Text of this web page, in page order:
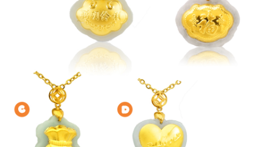
1.分期款項不併入電信帳單，「大哥付你分期」於每月結算日後寄送繳費提
2.透過簡訊連結打開帳單後，可選擇「超商條碼／台灣大直營門市／銀行轉
帳／街口支付／iPASS MONEY」等通路繳費。
1.本服務係由「台灣大哥大股份有限公司」（以下簡稱本公司）所提供，讓
用戶於交易時，得透過本服務購買商品或服務，並由商店將買賣／分期付款
買賣價金債權讓與本公司後，依約使用本公司帳單繳交帳款。
2.基於同意付款使用「大哥付你分期」之契約關係目的，商店將以您的個人
資料（包含姓名、電話或地址）提供予台灣大哥大進項蒐集、處理及利用，
由本公司與您本人進行分期帳單所需資料之確認、核對及更正。
3.完整用戶服務條款，請詳閱以下連結： https://oppay.tw/userRule
【「AFTEE先享後付」結帳流程】
１．於結帳方式選擇「AFTEE先享後付」後，將跳轉至「AFTEE先享後付」
結帳頁面，進行簡訊認證並確認金額後，即可完成結帳。
２．訂單成立數日內，您將收到繳費通知簡訊。
３．收到繳費通知簡訊後14天內，點擊此簡訊中的連結，可透過四大超商／
ATM／網路銀行／等多元方式進行付款，方視為交易完成。
※ 請注意：結帳手續完成當下不需立刻繳費，但若您需要取消訂單，請聯絡
購買商品的店家。未經商家同意取消之訂單仍視為有效，需透過AFTEE先享
後付繳納相關費用。
※ 交易是否成功請以「AFTEE先享後付 」之結帳頁面顯示為準，若有關於
是否繳費成功／繳費後需取消欲退款等相關疑問，請聯繫「AFTEE先享後付
客戶支援中心」
https://netprotections.freshdesk.com/support/home